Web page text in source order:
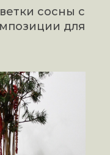
сосны с
для